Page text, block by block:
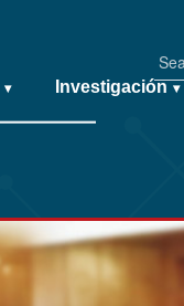
▾ Investigación ▾